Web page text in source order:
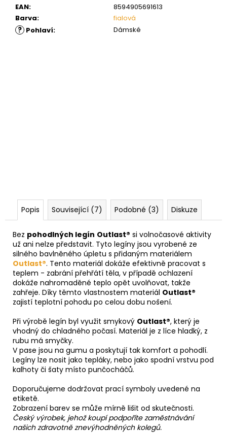
EAN:
8594905691613
Barva: fialová
? Pohlaví: Dámské
Popis Související (7) Podobné (3) Diskuze
Bez pohodlných legín Outlast® si volnočasové aktivity
už ani nelze představit. Tyto legíny jsou vyrobené ze
silného bavlněného úpletu s přidaným materiálem
Outlast®. Tento materiál dokáže efektivně pracovat s
teplem - zabrání přehřátí těla, v případě ochlazení
dokáže nahromaděné teplo opět uvolňovat, takže
zahřeje. Díky těmto vlastnostem materiál Outlast®
zajistí teplotní pohodu po celou dobu nošení.
Při výrobě legín byl využit smykový Outlast®, který je
vhodný do chladného počasí. Materiál je z líce hladký, z
rubu má smyčky.
V pase jsou na gumu a poskytují tak komfort a pohodlí.
Legíny lze nosit jako tepláky, nebo jako spodní vrstvu pod
kalhoty či šaty místo punčocháčů.
Doporučujeme dodržovat prací symboly uvedené na
etiketě.
Zobrazení barev se může mírně lišit od skutečnosti.
Český výrobek, jehož koupí podpoříte zaměstnávání
našich zdravotně znevýhodněných kolegů.